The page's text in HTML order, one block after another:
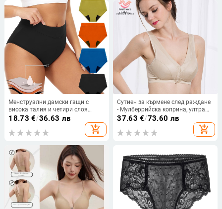
Менструални дамски гащи с
висока талия и четири слоя
защита срещу протичане,
безшевни; плат 84% нейлон,
подплата 100% полиестер
18.73 €/36.63 лв
add_shopping_cart
Сутиен за кърмене след раждане
- Мулберрийска коприна, ултра
тънки формовани чашки, предно
лактация
37.63 €/73.60 лв
add_shopping_cart